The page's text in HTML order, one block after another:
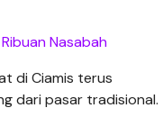
Nasabah
di Ciamis terus
dari pasar tradisional.